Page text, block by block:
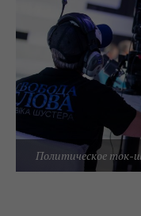
Политическое ток-